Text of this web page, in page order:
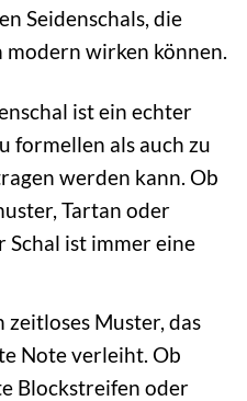
Seidenschals, die
modern wirken können.
ist ein echter
formellen als auch zu
werden kann. Ob
Tartan oder
ist immer eine
zeitloses Muster, das
Note verleiht. Ob
Blockstreifen oder